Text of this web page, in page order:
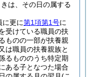
は、その日の属する
に更に第1項第1号に
受けている職員の扶
ものの一部が扶養親
は職員の扶養親族と
るもののうち特定期
ある子となつた場合